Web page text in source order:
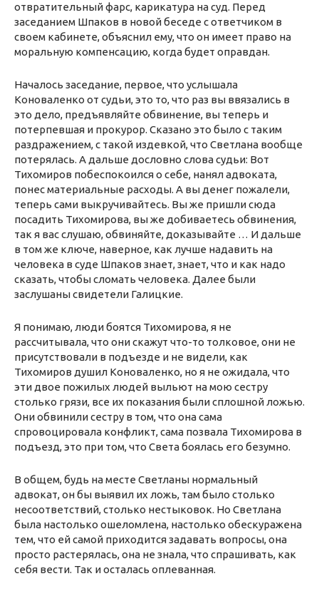
отвратительный фарс, карикатура на суд. Перед
заседанием Шпаков в новой беседе с ответчиком в
своем кабинете, объяснил ему, что он имеет право на
моральную компенсацию, когда будет оправдан.
Началось заседание, первое, что услышала
Коноваленко от судьи, это то, что раз вы ввязались в
это дело, предъявляйте обвинение, вы теперь и
потерпевшая и прокурор. Сказано это было с таким
раздражением, с такой издевкой, что Светлана вообще
потерялась. А дальше дословно слова судьи: Вот
Тихомиров побеспокоился о себе, нанял адвоката,
понес материальные расходы. А вы денег пожалели,
теперь сами выкручивайтесь. Вы же пришли сюда
посадить Тихомирова, вы же добиваетесь обвинения,
так я вас слушаю, обвиняйте, доказывайте … И дальше
в том же ключе, наверное, как лучше надавить на
человека в суде Шпаков знает, знает, что и как надо
сказать, чтобы сломать человека. Далее были
заслушаны свидетели Галицкие.
Я понимаю, люди боятся Тихомирова, я не
рассчитывала, что они скажут что-то толковое, они не
присутствовали в подъезде и не видели, как
Тихомиров душил Коноваленко, но я не ожидала, что
эти двое пожилых людей выльют на мою сестру
столько грязи, все их показания были сплошной ложью.
Они обвинили сестру в том, что она сама
спровоцировала конфликт, сама позвала Тихомирова в
подъезд, это при том, что Света боялась его безумно.
В общем, будь на месте Светланы нормальный
адвокат, он бы выявил их ложь, там было столько
несоответствий, столько нестыковок. Но Светлана
была настолько ошеломлена, настолько обескуражена
тем, что ей самой приходится задавать вопросы, она
просто растерялась, она не знала, что спрашивать, как
себя вести. Так и осталась оплеванная.